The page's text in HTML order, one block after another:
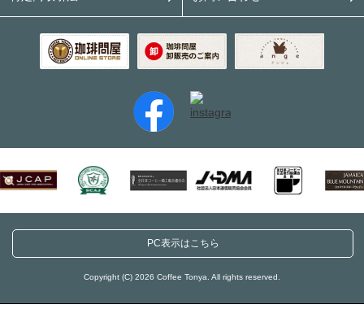
PC表示はこちら
Copyright (C) 2026 Coffee Tonya. All rights reserved.